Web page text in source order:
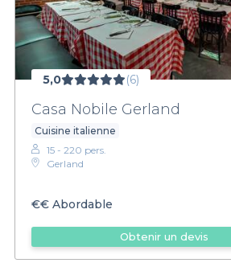
5,0 (6)
Casa Nobile Gerland
Cuisine italienne
15 - 220 pers.
Gerland
€€ Abordable
Obtenir un devis